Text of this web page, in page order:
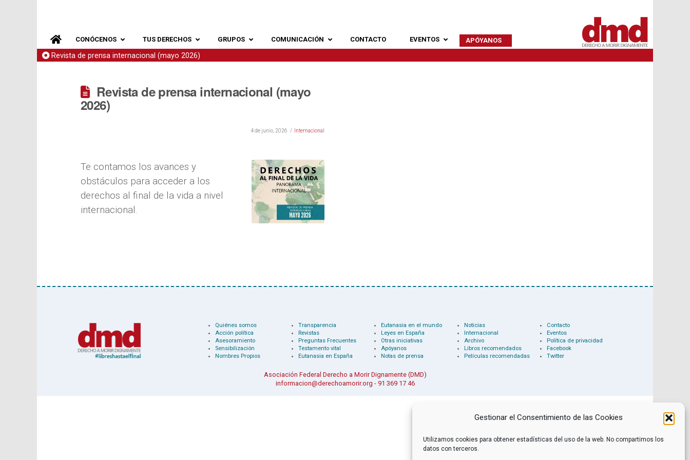
Gestionar el Consentimiento de las Cookies
Utilizamos cookies para obtener estadísticas del uso de la web. No compartimos los
datos con terceros.
CONÓCENOS TUS DERECHOS GRUPOS COMUNICACIÓN CONTACTO EVENTOS APÓYANOS
Revista de prensa internacional (mayo 2026)
Revista de prensa internacional (mayo
2026)
4 de junio, 2026 Internacional
Te contamos los avances y
obstáculos para acceder a los
derechos al final de la vida a nivel
internacional.
Quiénes somos
Acción política
Asesoramiento
Sensibilización
Nombres Propios
Transparencia
Revistas
Preguntas Frecuentes
Testamento vital
Eutanasia en España
Eutanasia en el mundo
Leyes en España
Otras iniciativas
Apóyanos
Notas de prensa
Noticias
Internacional
Archivo
Libros recomendados
Películas recomendadas
Contacto
Eventos
Política de privacidad
Facebook
Twitter
Asociación Federal Derecho a Morir Dignamente (DMD)
informacion@derechoamorir.org - 91 369 17 46